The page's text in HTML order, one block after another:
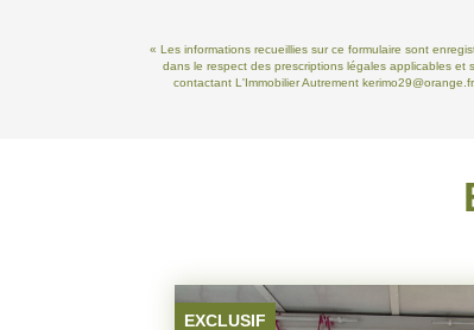
« Les informations recueillies sur ce formulaire sont
dans le respect des prescriptions légales applicables
contactant L'Immobilier Autrement
VENDU PAR L'AGENCE